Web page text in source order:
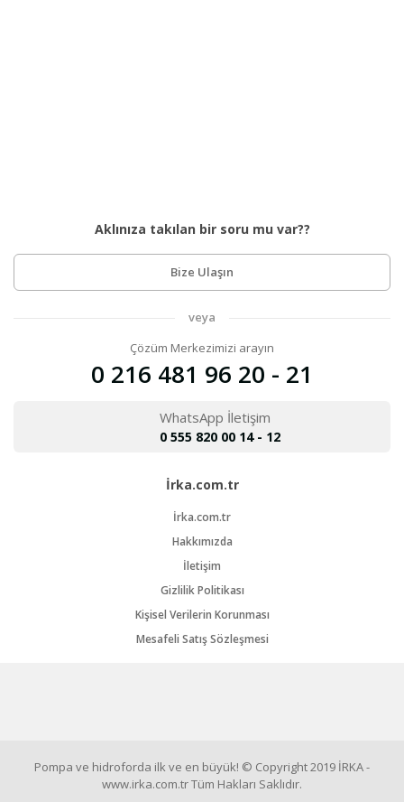
Aklınıza takılan bir soru mu var??
Bize Ulaşın
veya
Çözüm Merkezimizi arayın
0 216 481 96 20 - 21
WhatsApp İletişim
0 555 820 00 14 - 12
İrka.com.tr
İrka.com.tr
Hakkımızda
İletişim
Gizlilik Politikası
Kişisel Verilerin Korunması
Mesafeli Satış Sözleşmesi
Pompa ve hidroforda ilk ve en büyük! © Copyright 2019 İRKA -
www.irka.com.tr Tüm Hakları Saklıdır.